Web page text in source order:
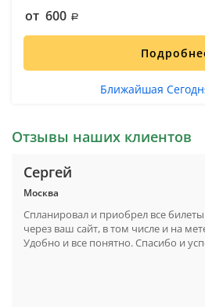
от 600
Ближайшая
Отзывы наших клиентов
Сергей
Москва
Спланировал и приобрел все билеты
через ваш сайт, в том числе и на
Удобно и все понятно. Спасибо и